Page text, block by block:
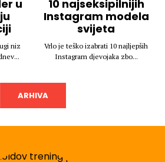
u
niz
10 najseksipilnijih
Instagram modela
svijeta
Vrlo je teško izabrati 10 najljepših
Instagram djevojaka zbo...
ARHIVA